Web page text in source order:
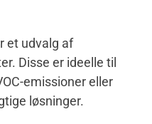
et udvalg af
Disse er ideelle til
emissioner eller
løsninger.